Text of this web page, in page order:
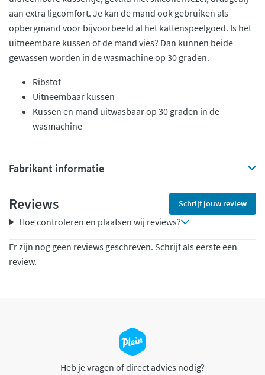
aan extra ligcomfort. Je kan de mand ook gebruiken als
opbergmand voor bijvoorbeeld al het kattenspeelgoed. Is het
uitneembare kussen of de mand vies? Dan kunnen beide
gewassen worden in de wasmachine op 30 graden.
Ribstof
Uitneembaar kussen
Kussen en mand uitwasbaar op 30 graden in de
wasmachine
Fabrikant informatie
Reviews Schrijf jouw review
Hoe controleren en plaatsen wij reviews?
Er zijn nog geen reviews geschreven. Schrijf als eerste een
review.
Heb je vragen of direct advies nodig?